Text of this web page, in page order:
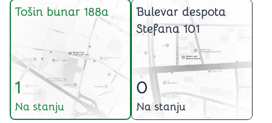
Tošin bunar 188a
1
Na stanju
Bulevar despota
Stefana 101
0
Na stanju